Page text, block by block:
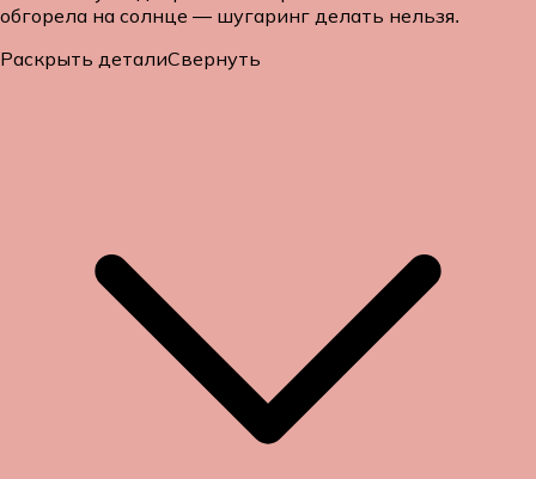
обгорела на солнце — шугаринг делать нельзя.
Раскрыть деталиСвернуть